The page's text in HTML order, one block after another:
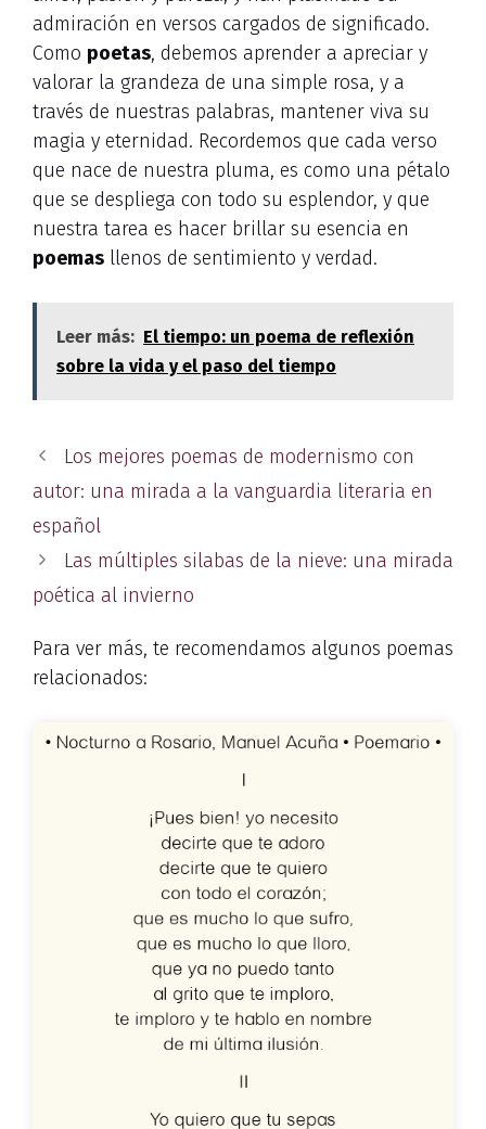
admiración en versos cargados de significado.
Como poetas, debemos aprender a apreciar y
valorar la grandeza de una simple rosa, y a
través de nuestras palabras, mantener viva su
magia y eternidad. Recordemos que cada verso
que nace de nuestra pluma, es como una pétalo
que se despliega con todo su esplendor, y que
nuestra tarea es hacer brillar su esencia en
poemas llenos de sentimiento y verdad.
Leer más: El tiempo: un poema de reflexión
sobre la vida y el paso del tiempo
Los mejores poemas de modernismo con
autor: una mirada a la vanguardia literaria en
español
Las múltiples silabas de la nieve: una mirada
poética al invierno
Para ver más, te recomendamos algunos poemas
relacionados: